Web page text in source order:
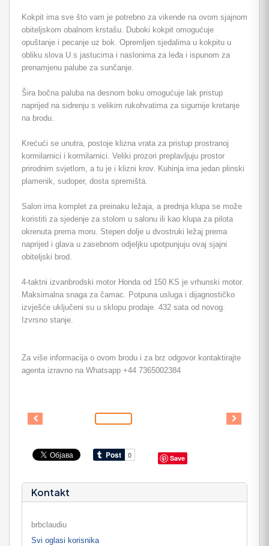
Kokpit ima sve što vam je potrebno za vikende na ovom sjajnom
obiteljskom obalnom krstašu. Duboki kokpit omogućuje
opuštanje i pecanje uz bok. Opremljen sjedalima u kokpitu u
obliku slova U s jastucima i naslonima za leđa i ispunom za
prenamjenu palube za sunčanje.
Šira bočna paluba na desnom boku omogućuje lak pristup
naprijed na sidrenju s velikim rukohvatima za sigurnije kretanje
na brodu.
Krećući se unutra, postoje klizna vrata za pristup prostranoj
kormilarnici i kormilarnici. Veliki prozori preplavljuju prostor
prirodnim svjetlom, a tu je i klizni krov. Kuhinja ima jedan plinski
plamenik, sudoper, dosta spremišta.
Salon ima komplet za preinaku ležaja, a prednja klupa se može
koristiti za sjedenje za stolom u salonu ili kao klupa za pilota
okrenuta prema moru. Stepen dolje u dvostruki ležaj prema
naprijed i glava u zasebnom odjeljku upotpunjuju ovaj sjajni
obiteljski brod.
4-taktni izvanbrodski motor Honda od 150 KS je vrhunski motor.
Maksimalna snaga za čamac. Potpuna usluga i dijagnostičko
izvješće uključeni su u sklopu prodaje. 432 sata od novog.
Izvrsno stanje.
Za više informacija o ovom brodu i za brz odgovor kontaktirajte
agenta izravno na Whatsapp +44 7365002384
Save
Kontakt
brbclaudiu
Svi oglasi korisnika